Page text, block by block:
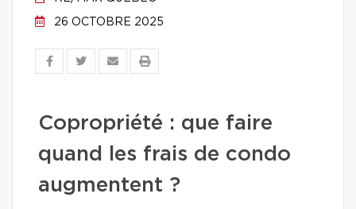
26 OCTOBRE 2025
Copropriété : que faire
quand les frais de condo
augmentent ?